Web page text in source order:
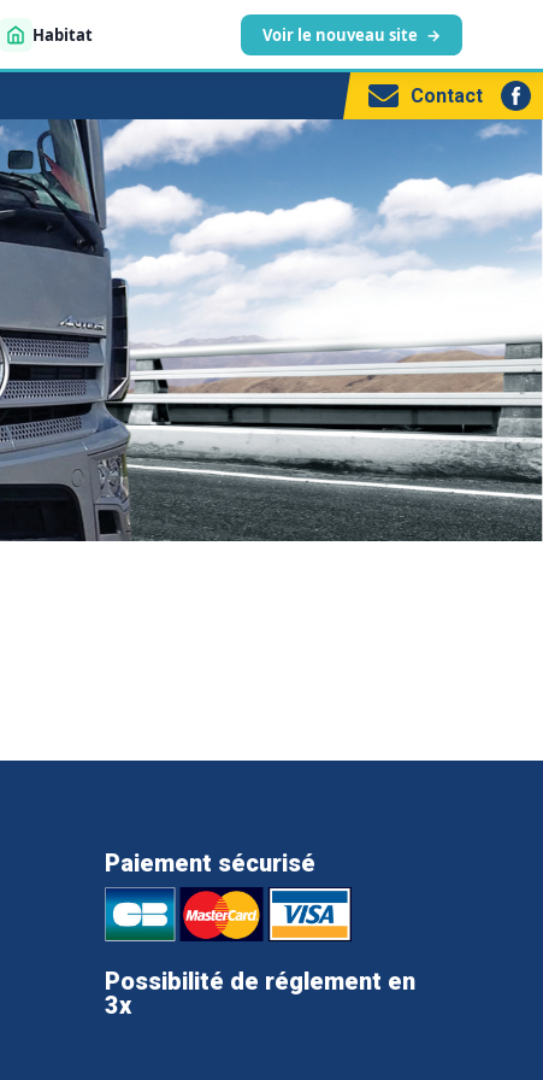
Habitat Voir le nouveau site →
Contact
Paiement sécurisé
Possibilité de réglement en
3x